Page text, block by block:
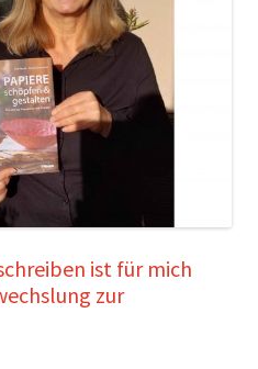
ist für mich
zur